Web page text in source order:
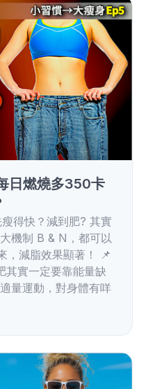
日燃燒多350卡
得快？減到肥? 其實
機制 B & N，都可以
，減脂效果顯著！ 📌
實一定要靠能量缺
量運動，對身體有咩